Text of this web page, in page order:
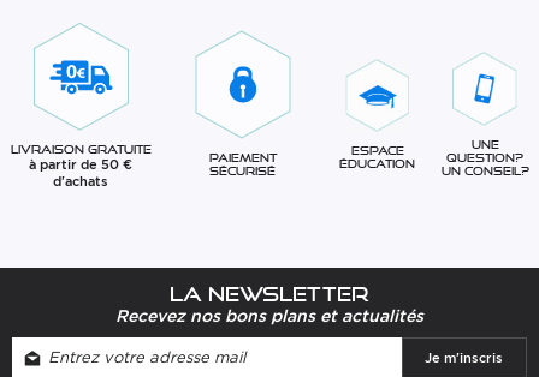
Livraison gratuite
à partir de 50 €
d'achats
Paiement
sécurisé
Espace
éducation
Une
question?
Un conseil?
La newsletter
Recevez nos bons plans et actualités